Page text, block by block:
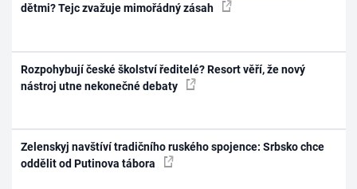
dětmi? Tejc zvažuje mimořádný zásah
Rozpohybují české školství ředitelé? Resort věří, že nový
nástroj utne nekonečné debaty
Zelenskyj navštíví tradičního ruského spojence: Srbsko chce
oddělit od Putinova tábora